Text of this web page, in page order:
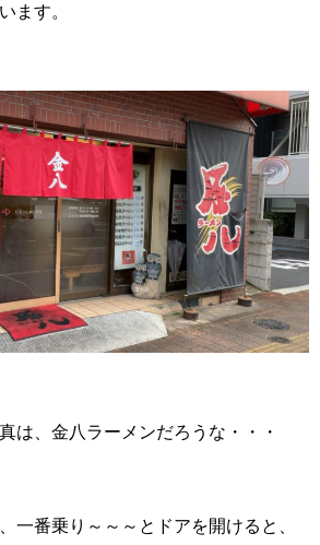
ます。
は、金八ラーメンだろうな・・・
一番乗り～～～とドアを開けると、